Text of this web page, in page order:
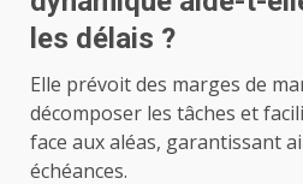
les délais ?
Elle prévoit des marges de
décomposer les tâches et
face aux aléas, garantissant
échéances.